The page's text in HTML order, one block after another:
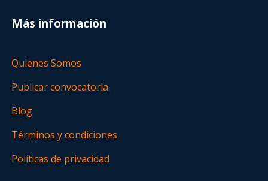
Más información
Quienes Somos
Publicar convocatoria
Blog
Términos y condiciones
Políticas de privacidad